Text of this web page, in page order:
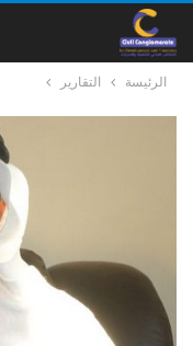
الرئيسة التقارير